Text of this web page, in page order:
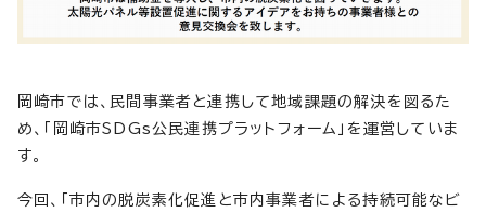
岡崎市では、民間事業者と連携して地域課題の解決を図るた
め、「岡崎市SDGs公民連携プラットフォーム」を運営していま
す。
今回、「市内の脱炭素化促進と市内事業者による持続可能なビ